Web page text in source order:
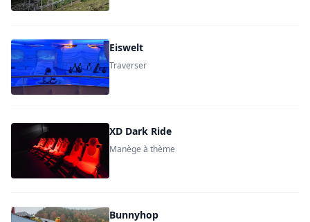
Eiswelt
Traverser
XD Dark Ride
Manège à thème
Bunnyhop